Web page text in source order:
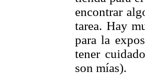
encontrar
tarea. Hay
para la
tener
son mías).